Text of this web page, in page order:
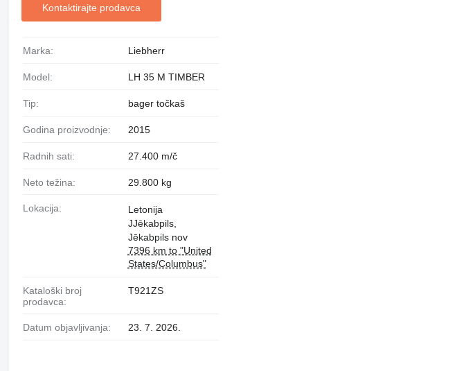
Kontaktirajte prodavca
Marka: Liebherr
Model: LH 35 M TIMBER
Tip: bager točkaš
Godina proizvodnje: 2015
Radnih sati: 27.400 m/č
Neto težina: 29.800 kg
Lokacija:
Letonija
JJēkabpils,
Jēkabpils nov
7396 km to "United
States/Columbus"
Kataloški broj
prodavca:
T921ZS
Datum objavljivanja: 23. 7. 2026.